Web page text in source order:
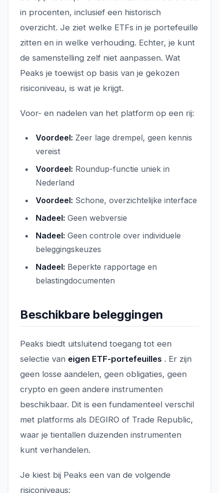
in procenten, inclusief een historisch
overzicht. Je ziet welke ETFs in je portefeuille
zitten en in welke verhouding. Echter, je kunt
de samenstelling zelf niet aanpassen. Wat
Peaks je toewijst op basis van je gekozen
risiconiveau, is wat je krijgt.
Voor- en nadelen van het platform op een rij:
Voordeel: Zeer lage drempel, geen kennis
vereist
Voordeel: Roundup-functie uniek in
Nederland
Voordeel: Schone, overzichtelijke interface
Nadeel: Geen webversie
Nadeel: Geen controle over individuele
beleggingskeuzes
Nadeel: Beperkte rapportage en
belastingdocumenten
Beschikbare beleggingen
Peaks biedt uitsluitend toegang tot een
selectie van eigen ETF-portefeuilles . Er zijn
geen losse aandelen, geen obligaties, geen
crypto en geen andere instrumenten
beschikbaar. Dit is een fundamenteel verschil
met platforms als DEGIRO of Trade Republic,
waar je tientallen duizenden instrumenten
kunt verhandelen.
Je kiest bij Peaks een van de volgende
risiconiveaus: